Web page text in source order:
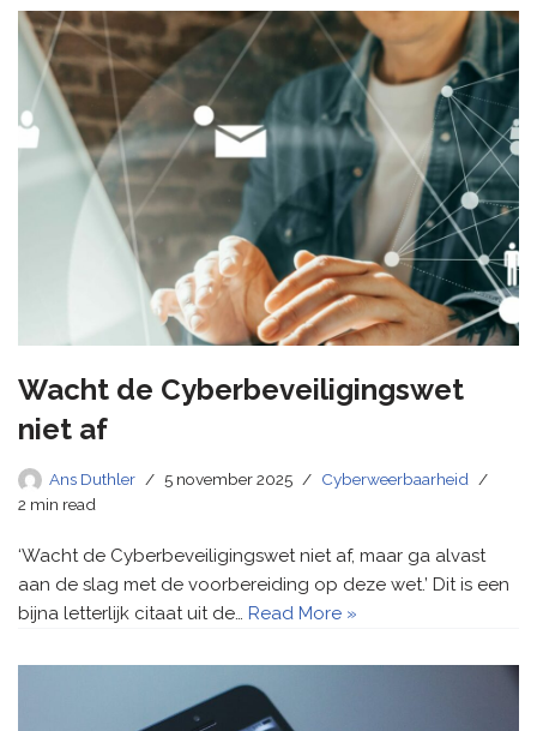
Wacht de Cyberbeveiligingswet
niet af
Ans Duthler 5 november 2025
Cyberweerbaarheid
2 min read
‘Wacht de Cyberbeveiligingswet niet af, maar ga alvast
aan de slag met de voorbereiding op deze wet.’ Dit is een
bijna letterlijk citaat uit de… Read More »